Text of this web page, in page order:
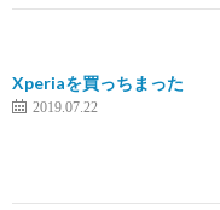
Xperiaを買っちまった
2019.07.22